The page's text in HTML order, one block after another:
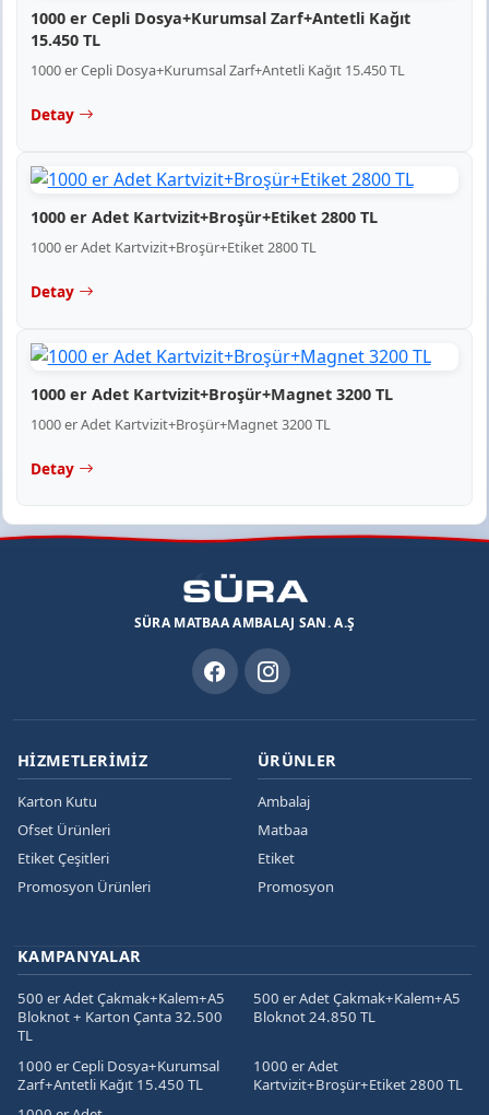
1000 er Cepli Dosya+Kurumsal Zarf+Antetli Kağıt
15.450 TL
1000 er Cepli Dosya+Kurumsal Zarf+Antetli Kağıt 15.450 TL
Detay
1000 er Adet Kartvizit+Broşür+Etiket 2800 TL
1000 er Adet Kartvizit+Broşür+Etiket 2800 TL
Detay
1000 er Adet Kartvizit+Broşür+Magnet 3200 TL
1000 er Adet Kartvizit+Broşür+Magnet 3200 TL
Detay
SÜRA MATBAA AMBALAJ SAN. A.Ş
HIZMETLERIMIZ
Karton Kutu
Ofset Ürünleri
Etiket Çeşitleri
Promosyon Ürünleri
ÜRÜNLER
Ambalaj
Matbaa
Etiket
Promosyon
KAMPANYALAR
500 er Adet Çakmak+Kalem+A5
Bloknot + Karton Çanta 32.500
TL
500 er Adet Çakmak+Kalem+A5
Bloknot 24.850 TL
1000 er Cepli Dosya+Kurumsal
Zarf+Antetli Kağıt 15.450 TL
1000 er Adet
Kartvizit+Broşür+Etiket 2800 TL